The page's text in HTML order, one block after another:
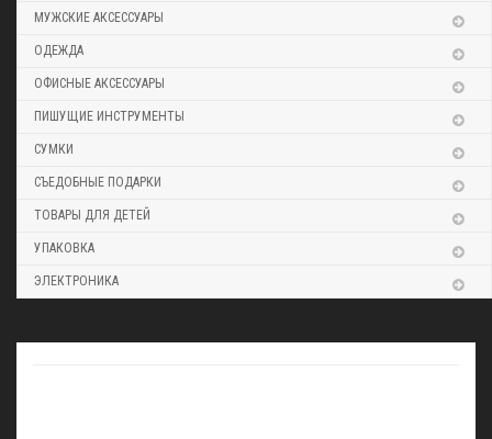
МУЖСКИЕ АКСЕССУАРЫ
ОДЕЖДА
ОФИСНЫЕ АКСЕССУАРЫ
ПИШУЩИЕ ИНСТРУМЕНТЫ
СУМКИ
СЪЕДОБНЫЕ ПОДАРКИ
ТОВАРЫ ДЛЯ ДЕТЕЙ
УПАКОВКА
ЭЛЕКТРОНИКА